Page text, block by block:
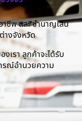
าชีพ และ ชำนาญเส้น
างจังหวัด
เรา ลูกค้าจะได้รับ
รณ์อำนวยความ